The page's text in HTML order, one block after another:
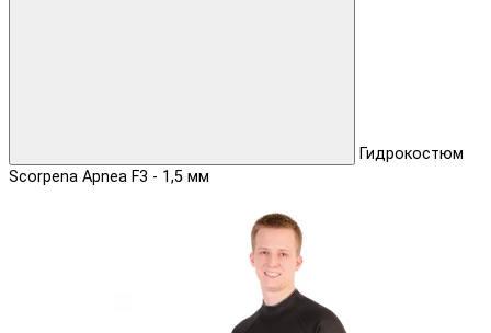
Гидрокостюм
Scorpena Apnea F3 - 1,5 мм